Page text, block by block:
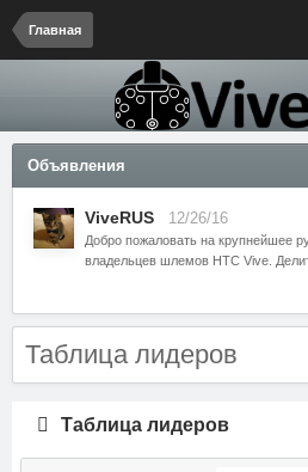
Главная
Объявления
ViveRUS 12/26/16
Добро пожаловать на крупнейшее
владельцев шлемов HTC Vive.
Таблица лидеров
Таблица лидеров